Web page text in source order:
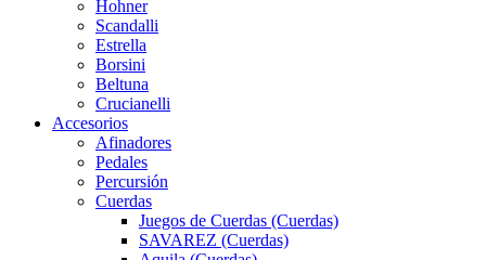
Hohner
Scandalli
Estrella
Borsini
Beltuna
Crucianelli
Accesorios
Afinadores
Pedales
Percursión
Cuerdas
Juegos de Cuerdas (Cuerdas)
SAVAREZ (Cuerdas)